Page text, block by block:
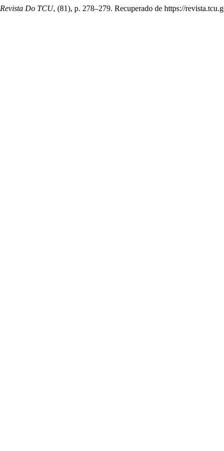
Revista Do TCU, (81), p. 278–279. Recuperado de https://